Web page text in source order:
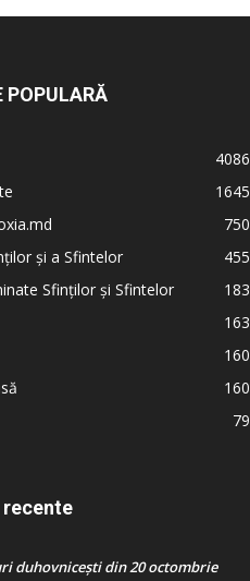
POPULARĂ
4086
1645
750
și a Sfintelor
455
Sfinților și Sfintelor
183
163
160
160
79
duhovnicești din 20 octombrie